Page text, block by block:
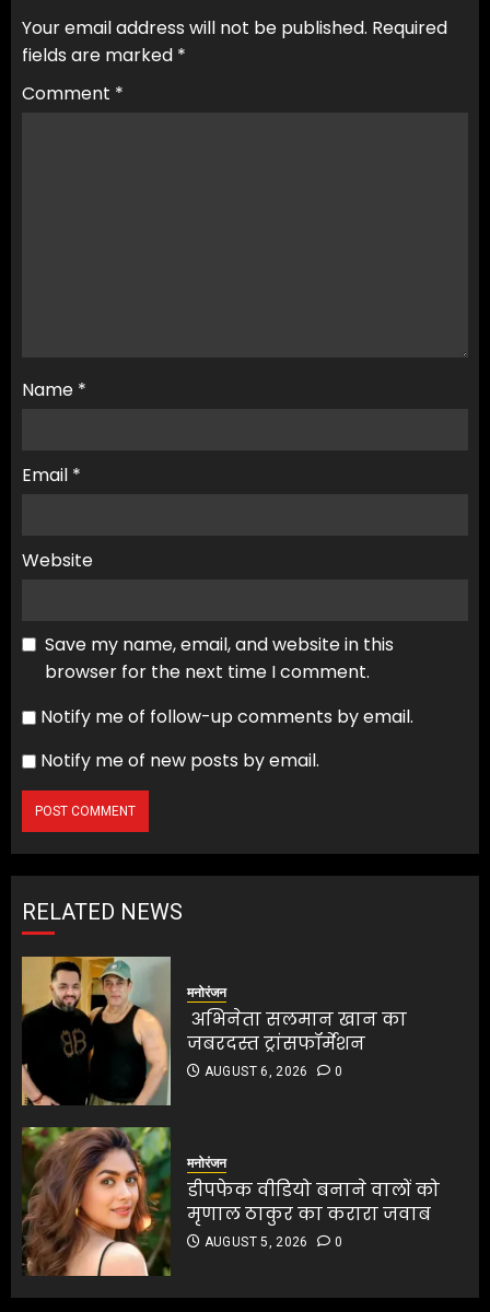
Your email address will not be published. Required
fields are marked *
Comment *
Name *
Email *
Website
Save my name, email, and website in this
browser for the next time I comment.
Notify me of follow-up comments by email.
Notify me of new posts by email.
RELATED NEWS
मनोरंजन
अभिनेता सलमान खान का
जबरदस्त ट्रांसफॉर्मेशन
AUGUST 6, 2026 0
मनोरंजन
डीपफेक वीडियो बनाने वालों को
मृणाल ठाकुर का करारा जवाब
AUGUST 5, 2026 0